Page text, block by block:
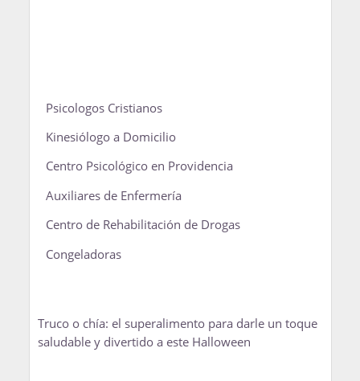
Psicologos Cristianos
Kinesiólogo a Domicilio
Centro Psicológico en Providencia
Auxiliares de Enfermería
Centro de Rehabilitación de Drogas
Congeladoras
Truco o chía: el superalimento para darle un toque
saludable y divertido a este Halloween